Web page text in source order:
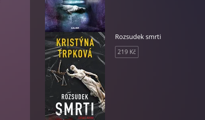
Rozsudek smrti
219 Kč